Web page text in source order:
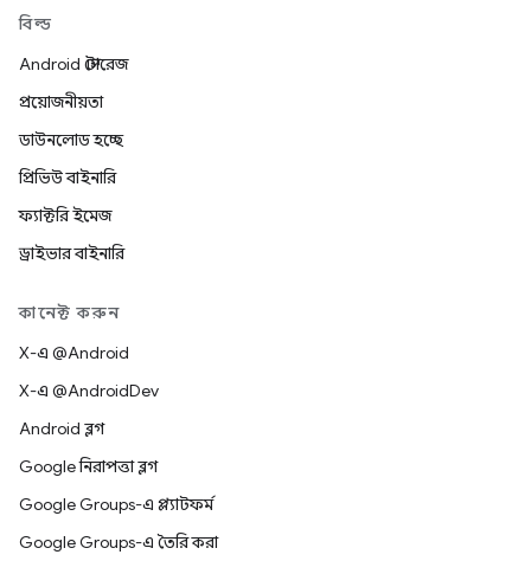
বিল্ড
Android স্টোরেজ
প্রয়োজনীয়তা
ডাউনলোড হচ্ছে
প্রিভিউ বাইনারি
ফ্যাক্টরি ইমেজ
ড্রাইভার বাইনারি
কানেক্ট করুন
X-এ @Android
X-এ @AndroidDev
Android ব্লগ
Google নিরাপত্তা ব্লগ
Google Groups-এ প্ল্যাটফর্ম
Google Groups-এ তৈরি করা